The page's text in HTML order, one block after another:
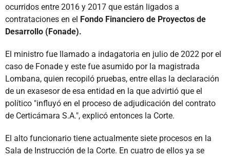
ocurridos entre 2016 y 2017 que están ligados a
contrataciones en el Fondo Financiero de Proyectos de
Desarrollo (Fonade).
El ministro fue llamado a indagatoria en julio de 2022 por el
caso de Fonade y este fue asumido por la magistrada
Lombana, quien recopiló pruebas, entre ellas la declaración
de un exasesor de esa entidad en la que advirtió que el
político "influyó en el proceso de adjudicación del contrato
de Certicámara S.A.", explicó entonces la Corte.
El alto funcionario tiene actualmente siete procesos en la
Sala de Instrucción de la Corte. En cuatro de ellos ya se